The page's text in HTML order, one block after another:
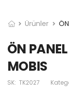
Ürünler
ÖN
MOBIS
SK: TK2027